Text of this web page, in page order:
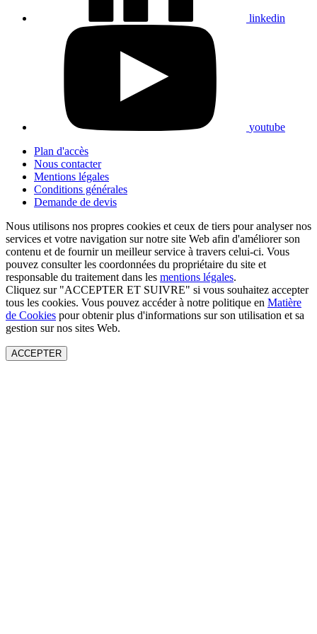
linkedin
youtube
Plan d'accès
Nous contacter
Mentions légales
Conditions générales
Demande de devis
Nous utilisons nos propres cookies et ceux de tiers pour analyser nos
services et votre navigation sur notre site Web afin d'améliorer son
contenu et de fournir un meilleur service à travers celui-ci. Vous
pouvez consulter les coordonnées du propriétaire du site et
responsable du traitement dans les mentions légales.
Cliquez sur "ACCEPTER ET SUIVRE" si vous souhaitez accepter
tous les cookies. Vous pouvez accéder à notre politique en Matière
de Cookies pour obtenir plus d'informations sur son utilisation et sa
gestion sur nos sites Web.
ACCEPTER